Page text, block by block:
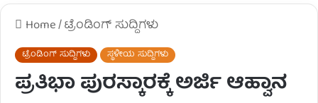
Home/ಟ್ರೆಂಡಿಂಗ್ ಸುದ್ದಿಗಳು
ಟ್ರೆಂಡಿಂಗ್ ಸುದ್ದಿಗಳು ಸ್ಥಳೀಯ ಸುದ್ದಿಗಳು
ಪ್ರತಿಭಾ ಪುರಸ್ಕಾರಕ್ಕೆ ಅರ್ಜಿ ಆಹ್ವಾನ